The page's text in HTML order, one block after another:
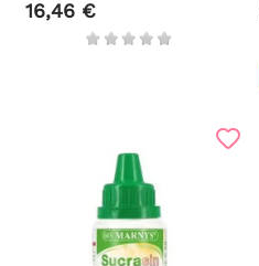
Precio
16,46 €